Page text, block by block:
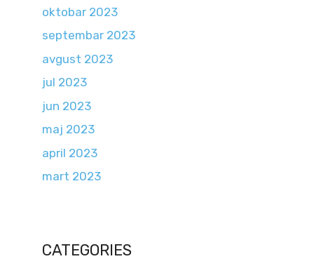
oktobar 2023
septembar 2023
avgust 2023
jul 2023
jun 2023
maj 2023
april 2023
mart 2023
CATEGORIES